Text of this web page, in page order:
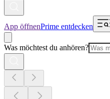
App öffnenPrime entdecken
Was möchtest du anhören?